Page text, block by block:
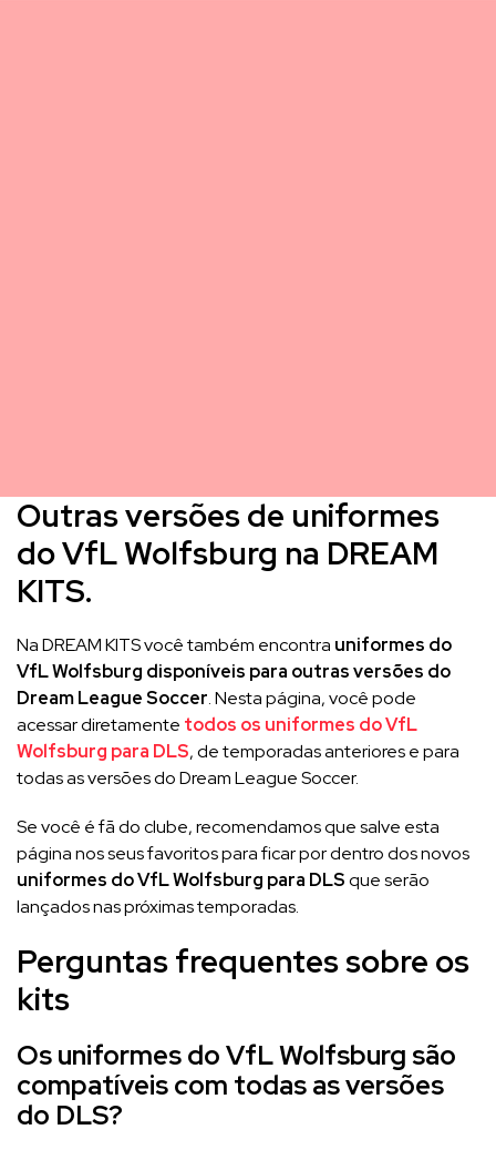
Outras versões de uniformes
do VfL Wolfsburg na DREAM
KITS.
Na DREAM KITS você também encontra uniformes do
VfL Wolfsburg disponíveis para outras versões do
Dream League Soccer. Nesta página, você pode
acessar diretamente todos os uniformes do VfL
Wolfsburg para DLS, de temporadas anteriores e para
todas as versões do Dream League Soccer.
Se você é fã do clube, recomendamos que salve esta
página nos seus favoritos para ficar por dentro dos novos
uniformes do VfL Wolfsburg para DLSque serão
lançados nas próximas temporadas.
Perguntas frequentes sobre os
kits
Os uniformes do VfL Wolfsburg são
compatíveis com todas as versões
do DLS?